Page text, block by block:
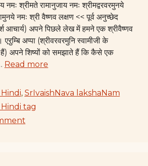
नमः श्रीमते रामानुजाय नमः श्रीमद्वरवरमुनये
नमः श्री वैष्णव लक्षण << पूर्व अनुच्छेद
आचार्य) अपने पिछले लेख में हमने एक श्रीवैष्णव
एऱुम्बि अप्पा (श्रीवरवरमुनि स्वामीजी के
अपने शिष्यों को समझाते हैं कि कैसे एक
Read more
, SrIvaishNava lakshaNam
tag